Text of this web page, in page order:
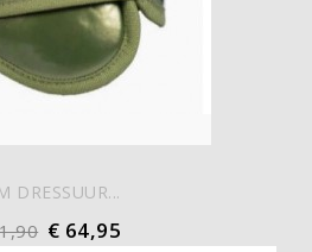
DRESSUUR...
€ 64,95